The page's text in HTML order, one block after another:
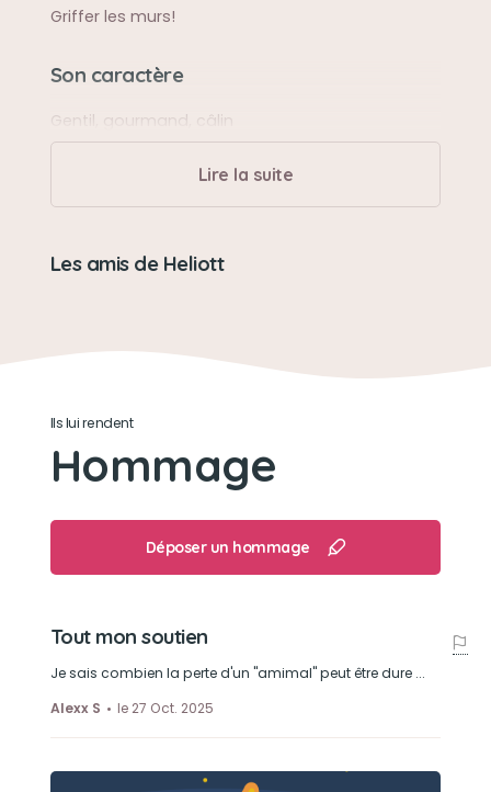
Griffer les murs!
Son caractère
Gentil, gourmand, câlin
Son jouet préféré
n'importe où
Lire la suite
Les amis de Heliott
Ils lui rendent
Hommage
Déposer un hommage
Tout mon soutien
Je sais combien la perte d'un "amimal" peut être dure ...
Alexx S
le 27 Oct. 2025